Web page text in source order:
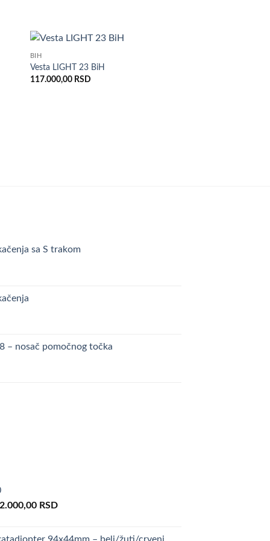
BIH
Vesta LIGHT 23 BiH
117.000,00 RSD
sa S trakom
– nosač pomočnog točka
RSDCurrent